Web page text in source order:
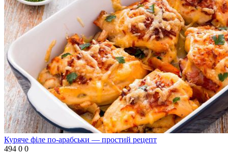
Куряче філе по-арабськи — простий рецепт
494 0 0